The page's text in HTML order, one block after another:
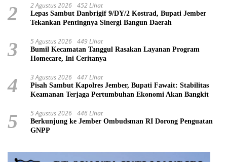
2 2 Agustus 2026 452 Lihat
Lepas Sambut Danbrigif 9/DY/2 Kostrad, Bupati Jember
Tekankan Pentingnya Sinergi Bangun Daerah
3 5 Agustus 2026 449 Lihat
Bumil Kecamatan Tanggul Rasakan Layanan Program
Homecare, Ini Ceritanya
4 3 Agustus 2026 447 Lihat
Pisah Sambut Kapolres Jember, Bupati Fawait: Stabilitas
Keamanan Terjaga Pertumbuhan Ekonomi Akan Bangkit
5 5 Agustus 2026 446 Lihat
Berkunjung ke Jember Ombudsman RI Dorong Penguatan
GNPP